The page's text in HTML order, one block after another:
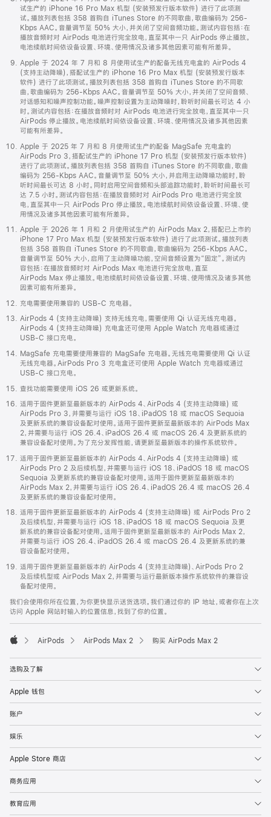
试生产的 iPhone 16 Pro Max 机型 (安装预发行版本软件) 进行了此项测
试。播放列表包括 358 首购自 iTunes Store 的不同歌曲，歌曲编码为 256-
Kbps AAC。音量调节至 50% 大小，并关闭了空间音频功能。测试内容包括：在
播放音频时对 AirPods 电池进行完全放电，直至其中一只 AirPods 停止播放。
电池续航时间依设备设置、环境、使用情况及诸多其他因素可能有所差异。
Apple 于 2024 年 7 月和 8 月使用试生产的配备无线充电盒的 AirPods 4
(支持主动降噪)，搭配试生产的 iPhone 16 Pro Max 机型 (安装预发行版本
软件) 进行了此项测试。播放列表包括 358 首购自 iTunes Store 的不同歌
曲，歌曲编码为 256-Kbps AAC。音量调节至 50% 大小，并关闭了空间音频、
对话感知和噪声控制功能。噪声控制设置为主动降噪时，聆听时间最长可达 4 小
时。测试内容包括：在播放音频时对 AirPods 电池进行完全放电，直至其中一只
AirPods 停止播放。电池续航时间依设备设置、环境、使用情况及诸多其他因素
可能有所差异。
Apple 于 2025 年 7 月和 8 月使用试生产的配备 MagSafe 充电盒的
AirPods Pro 3，搭配试生产的 iPhone 17 Pro 机型 (安装预发行版本软件)
进行了此项测试。播放列表包括 358 首购自 iTunes Store 的不同歌曲，歌曲
编码为 256-Kbps AAC。音量调节至 50% 大小，并启用主动降噪功能时，聆
听时间最长可达 8 小时。同时启用空间音频和头部追踪功能时，聆听时间最长可
达 7.5 小时。测试内容包括：在播放音频时对 AirPods Pro 电池进行完全放
电，直至其中一只 AirPods Pro 停止播放。电池续航时间依设备设置、环境、使
用情况及诸多其他因素可能有所差异。
Apple 于 2026 年 1 月和 2 月使用试生产的 AirPods Max 2，搭配已上市的
iPhone 17 Pro Max 机型 (安装预发行版本软件) 进行了此项测试。播放列表
包括 358 首购自 iTunes Store 的不同歌曲，歌曲编码为 256-Kbps AAC。
音量调节至 50% 大小，启用了主动降噪功能，空间音频设置为“固定”。测试内
容包括：在播放音频时对 AirPods Max 电池进行完全放电，直至
AirPods Max 停止播放。电池续航时间依设备设置、环境、使用情况及诸多其他
因素可能有所差异。
充电需要使用兼容的 USB-C 充电器。
AirPods 4 (支持主动降噪) 支持无线充电，需要使用 Qi 认证无线充电器。
AirPods 4 (支持主动降噪) 充电盒还可使用 Apple Watch 充电器或通过
USB-C 接口充电。
MagSafe 充电需要使用兼容的 MagSafe 充电器。无线充电需要使用 Qi 认证
无线充电器。AirPods Pro 3 充电盒还可使用 Apple Watch 充电器或通过
USB-C 接口充电。
查找功能需要使用 iOS 26 或更新系统。
适用于固件更新至最新版本的 AirPods 4、AirPods 4 (支持主动降噪) 或
AirPods Pro 3，并需要与运行 iOS 18、iPadOS 18 或 macOS Sequoia
及更新系统的兼容设备配对使用。适用于固件更新至最新版本的 AirPods Max
2，并需要与运行 iOS 26.4、iPadOS 26.4 或 macOS 26.4 及更新系统的
兼容设备配对使用。为了充分发挥性能，请更新至最新版本的操作系统软件。
适用于固件更新至最新版本的 AirPods 4、AirPods 4 (支持主动降噪) 或
AirPods Pro 2 及后续机型，并需要与运行 iOS 18、iPadOS 18 或 macOS
Sequoia 及更新系统的兼容设备配对使用。适用于固件更新至最新版本的
AirPods Max 2，并需要与运行 iOS 26.4、iPadOS 26.4 或 macOS 26.4
及更新系统的兼容设备配对使用。
适用于固件更新至最新版本的 AirPods 4 (支持主动降噪) 或 AirPods Pro 2
及后续机型，并需要与运行 iOS 18、iPadOS 18 或 macOS Sequoia 及更
新系统的兼容设备配对使用。适用于固件更新至最新版本的 AirPods Max 2，
并需要与运行 iOS 26.4、iPadOS 26.4 或 macOS 26.4 及更新系统的兼
容设备配对使用。
适用于固件更新至最新版本的 AirPods 4 (支持主动降噪)、AirPods Pro 2
及后续机型或 AirPods Max 2，并需要与运行最新版本操作系统软件的兼容设
备配对使用。
我们会使用你所在位置，为你更快显示送货选项。我们通过你的 IP 地址，或者你在上次
访问 Apple 网站时输入的位置信息，找到了你的位置。
AirPods AirPods Max 2 购买 AirPods Max 2
选购及了解
Apple 钱包
账户
娱乐
Apple Store 商店
商务应用
教育应用